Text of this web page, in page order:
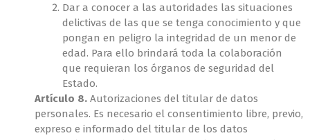
Dar a conocer a las autoridades las situaciones
delictivas de las que se tenga conocimiento y que
pongan en peligro la integridad de un menor de
edad. Para ello brindará toda la colaboración
que requieran los órganos de seguridad del
Estado.
Artículo 8. Autorizaciones del titular de datos
personales. Es necesario el consentimiento libre, previo,
expreso e informado del titular de los datos